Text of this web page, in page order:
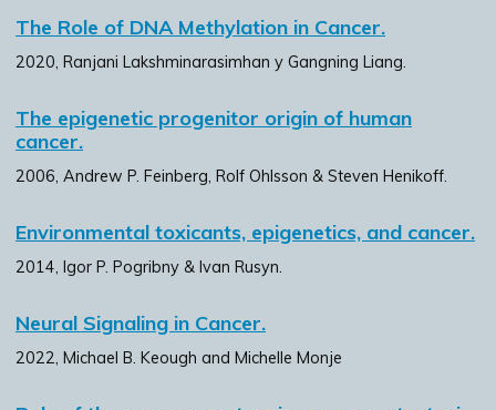
The Role of DNA Methylation in Cancer.
2020, Ranjani Lakshminarasimhan y Gangning Liang.
The epigenetic progenitor origin of human
cancer.
2006, Andrew P. Feinberg, Rolf Ohlsson & Steven Henikoff.
Environmental toxicants, epigenetics, and cancer.
2014, Igor P. Pogribny & Ivan Rusyn.
Neural Signaling in Cancer.
2022, Michael B. Keough and Michelle Monje